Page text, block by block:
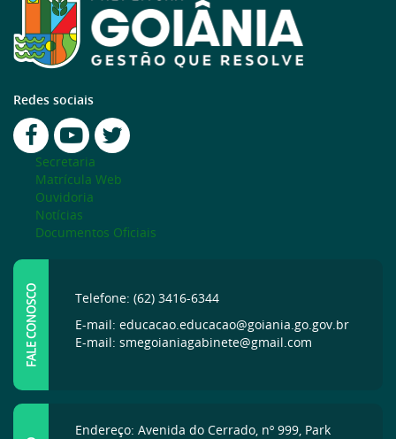
Redes sociais
Secretaria
Matrícula Web
Ouvidoria
Notícias
Documentos Oficiais
FALE CONOSCO
Telefone: (62) 3416-6344
E-mail: educacao.educacao@goiania.go.gov.br
E-mail: smegoianiagabinete@gmail.com
Endereço: Avenida do Cerrado, nº 999, Park